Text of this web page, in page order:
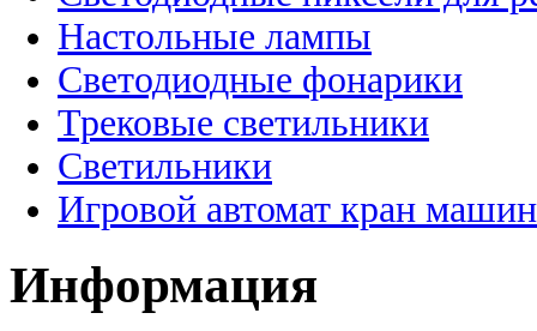
Настольные лампы
Светодиодные фонарики
Трековые светильники
Светильники
Игровой автомат кран
Информация